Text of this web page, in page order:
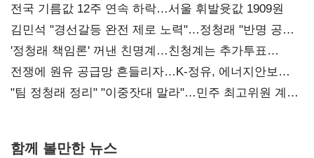
전국 기름값 12주 연속 하락…서울 휘발윳값 1909원
김민석 "경선갈등 완전 제로 노력"…정청래 "반명 공세
사과부터"
'정청래 책임론' 꺼낸 친명계…친청계는 추가투표
때리기
전쟁에 원유 공급망 흔들리자…K-정유, 에너지안보
핵심으로 재부상
"팀 정청래 정리" "이중잣대 말라"…민주 최고위원 계파
함께 볼만한 뉴스